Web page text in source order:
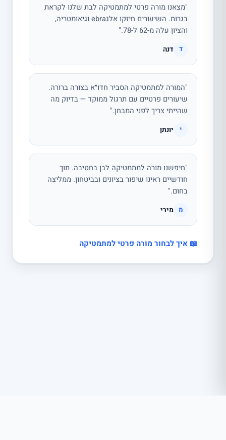
"מצאנו מורה פרטי למתמטיקה לבת שלנו לקראת
בגרות. השיעורים חיזקו אלגebra וגיאומטריה,
והציון עלה מ-62 ל-78."
ד דנה
"המורה למתמטיקה הסביר חדו״א בצורה ברורה.
שיעורים פרטיים עם תרגול ממוקד — בדיוק מה
שהייתי צריך לפני המבחן."
י יונתן
"חיפשנו מורה למתמטיקה לבן בחטיבה. תוך
חודשיים ראינו שיפור בציונים ובביטחון. ממליצה
בחום."
מ מירי
📖 איך לבחור מורה פרטי למתמטיקה